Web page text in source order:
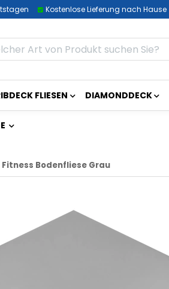
Kostenlose Lieferung nach Hause
FLIESEN DIAMONDDECK
Fitness Bodenfliese Grau